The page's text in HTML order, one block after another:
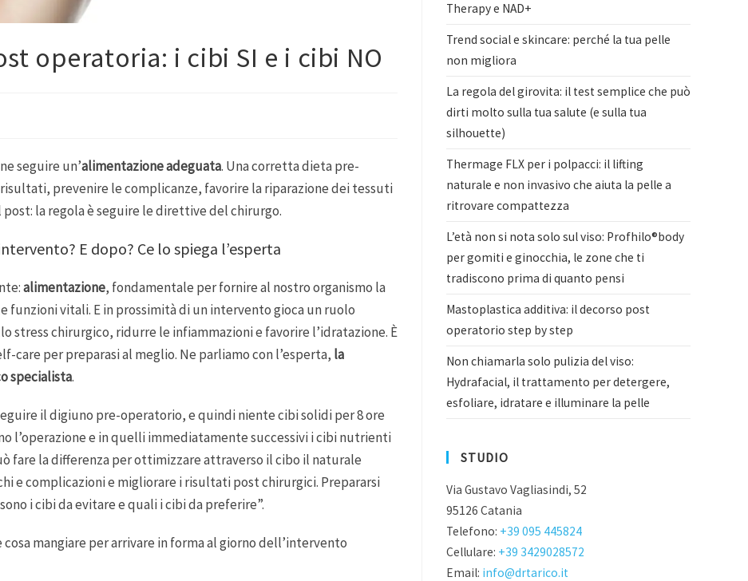
operatoria: i cibi SI e i cibi NO
seguire un’alimentazione adeguata. Una corretta dieta pre-
prevenire le complicanze, favorire la riparazione dei tessuti
la regola è seguire le direttive del chirurgo.
E dopo? Ce lo spiega l’esperta
alimentazione, fondamentale per fornire al nostro organismo la
vitali. E in prossimità di un intervento gioca un ruolo
stress chirurgico, ridurre le infiammazioni e favorire l’idratazione. È
per preparasi al meglio. Ne parliamo con l’esperta, la
specialista.
il digiuno pre-operatorio, e quindi niente cibi solidi per 8 ore
l’operazione e in quelli immediatamente successivi i cibi nutrienti
fare la differenza per ottimizzare attraverso il cibo il naturale
e complicazioni e migliorare i risultati post chirurgici. Prepararsi
i cibi da evitare e quali i cibi da preferire”.
cosa mangiare per arrivare in forma al giorno dell’intervento
Therapy e NAD+
Trend social e skincare: perché la tua pelle
non migliora
La regola del girovita: il test semplice che può
dirti molto sulla tua salute (e sulla tua
silhouette)
Thermage FLX per i polpacci: il lifting
naturale e non invasivo che aiuta la pelle a
ritrovare compattezza
L’età non si nota solo sul viso: Profhilo®body
per gomiti e ginocchia, le zone che ti
tradiscono prima di quanto pensi
Mastoplastica additiva: il decorso post
operatorio step by step
Non chiamarla solo pulizia del viso:
Hydrafacial, il trattamento per detergere,
esfoliare, idratare e illuminare la pelle
STUDIO
Via Gustavo Vagliasindi, 52
95126 Catania
Telefono: +39 095 445824
Cellulare: +39 3429028572
Email: info@drtarico.it